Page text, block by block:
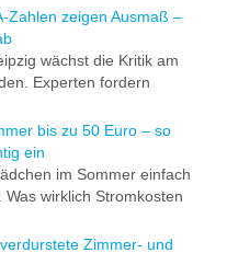
Zahlen zeigen Ausmaß –
wächst die Kritik am
Experten fordern
bis zu 50 Euro – so
ein
im Sommer einfach
wirklich Stromkosten
Zimmer- und